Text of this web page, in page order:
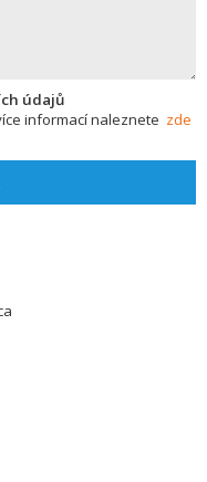
údajů
informací naleznete zde